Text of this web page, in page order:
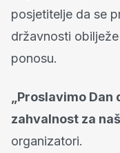
posjetitelje da se
državnosti
ponosu.
„Proslavimo
zahvalnost za
organizatori.